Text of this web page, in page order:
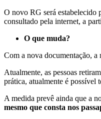
O novo RG será estabelecido
consultado pela internet, a
O que muda?
Com a nova documentação, a
Atualmente, as pessoas
prática, atualmente é possível
A medida prevê ainda que a
mesmo que consta nos